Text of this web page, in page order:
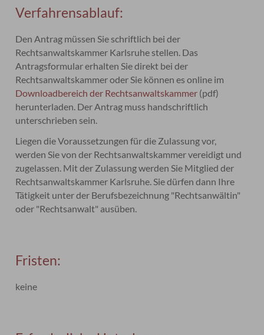
Verfahrensablauf:
Den Antrag müssen Sie schriftlich bei der
Rechtsanwaltskammer Karlsruhe stellen. Das
Antragsformular erhalten Sie direkt bei der
Rechtsanwaltskammer oder Sie können es online im
Downloadbereich der Rechtsanwaltskammer (pdf)
herunterladen. Der Antrag muss handschriftlich
unterschrieben sein.
Liegen die Voraussetzungen für die Zulassung vor,
werden Sie von der Rechtsanwaltskammer vereidigt und
zugelassen. Mit der Zulassung werden Sie Mitglied der
Rechtsanwaltskammer Karlsruhe. Sie dürfen dann Ihre
Tätigkeit unter der Berufsbezeichnung "Rechtsanwältin"
oder "Rechtsanwalt" ausüben.
Fristen:
keine